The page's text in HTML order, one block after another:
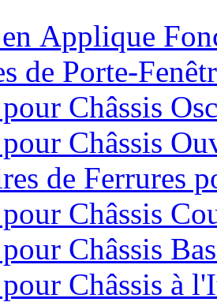
Applique
de Porte-
Châssis
Châssis
de Ferrures
Châssis
Châssis
Châssis à